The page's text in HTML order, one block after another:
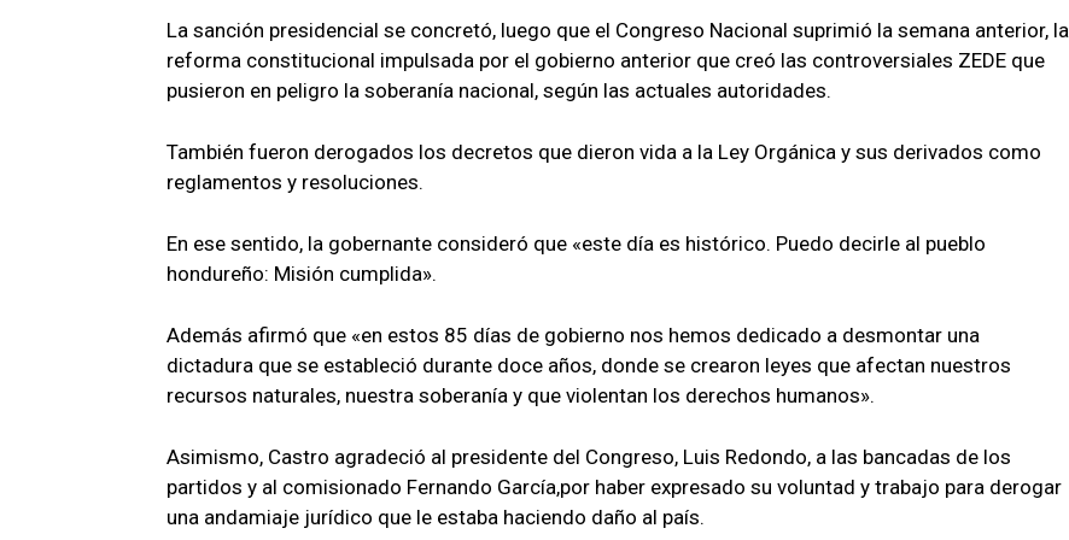
La sanción presidencial se concretó, luego que el Congreso Nacional suprimió la semana anterior, la
reforma constitucional impulsada por el gobierno anterior que creó las controversiales ZEDE que
pusieron en peligro la soberanía nacional, según las actuales autoridades.
También fueron derogados los decretos que dieron vida a la Ley Orgánica y sus derivados como
reglamentos y resoluciones.
En ese sentido, la gobernante consideró que «este día es histórico. Puedo decirle al pueblo
hondureño: Misión cumplida».
Además afirmó que «en estos 85 días de gobierno nos hemos dedicado a desmontar una
dictadura que se estableció durante doce años, donde se crearon leyes que afectan nuestros
recursos naturales, nuestra soberanía y que violentan los derechos humanos».
Asimismo, Castro agradeció al presidente del Congreso, Luis Redondo, a las bancadas de los
partidos y al comisionado Fernando García,por haber expresado su voluntad y trabajo para derogar
una andamiaje jurídico que le estaba haciendo daño al país.